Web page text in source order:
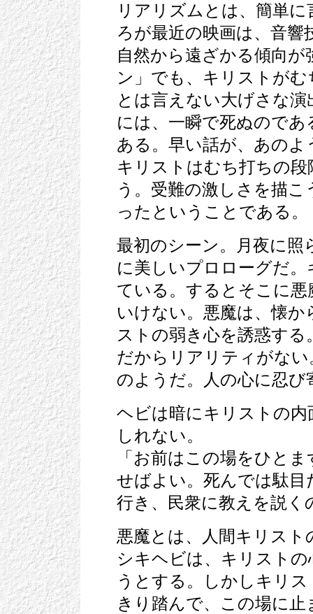
リアリズムとは、簡単
ろが最近の映画は、音響
自然から遠ざかる傾向
ン」でも、キリストが
とは言えない大げさな
には、一瞬で死ぬので
ある。早い話が、あの
キリストはむち打ちの
う。受難の激しさを描
ったということである。
最初のシーン。月夜に
に美しいプロローグだ
ている。するとそこに
いけない。悪魔は、懐
ストの弱き心を誘惑す
だからリアリティがな
のようだ。人の心に忍
ヘビは暗にキリストの
しれない。
「お前はこの場をひと
せばよい。死んでは駄
行き、民衆に教えを説く
悪魔とは、人間キリス
シキヘビは、キリスト
うとする。しかしキリ
きり踏んで、この場に